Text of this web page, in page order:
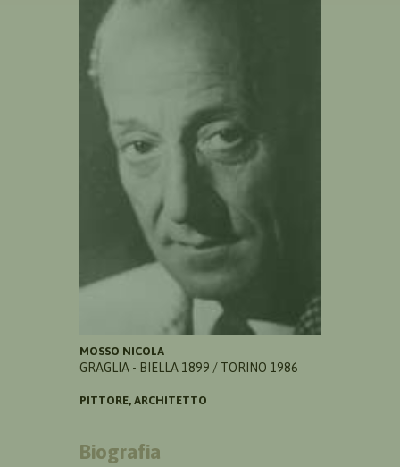
MOSSO NICOLA
GRAGLIA - BIELLA 1899 / TORINO 1986
PITTORE, ARCHITETTO
Biografia